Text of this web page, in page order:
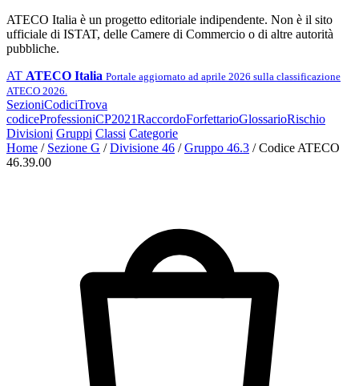
ATECO Italia è un progetto editoriale indipendente. Non è il sito
ufficiale di ISTAT, delle Camere di Commercio o di altre autorità
pubbliche.
AT ATECO Italia Portale aggiornato ad aprile 2026 sulla classificazione
ATECO 2026.
SezioniCodiciTrova
codiceProfessioniCP2021RaccordoForfettarioGlossarioRischio
Divisioni Gruppi Classi Categorie
Home / Sezione G / Divisione 46 / Gruppo 46.3 / Codice ATECO
46.39.00